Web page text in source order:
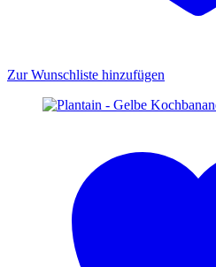
Zur Wunschliste hinzufügen